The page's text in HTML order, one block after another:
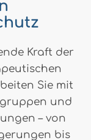
Kraft der
Sie mit
und
– von
bis